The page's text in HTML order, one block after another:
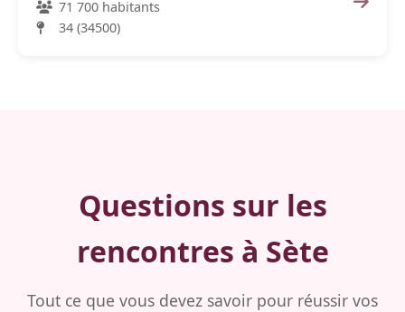
71 700 habitants
34 (34500)
Questions sur les
rencontres à Sète
Tout ce que vous devez savoir pour réussir vos